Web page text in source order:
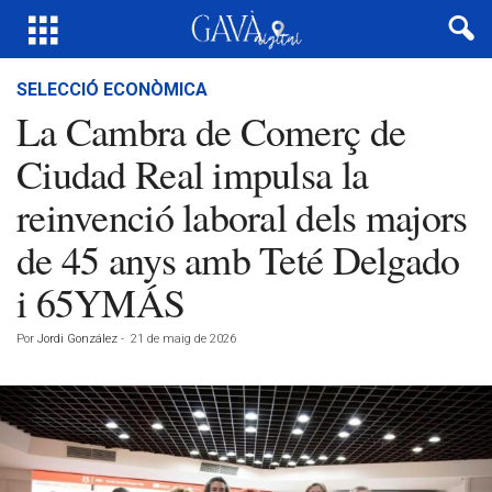
SELECCIÓ ECONÒMICA
La Cambra de Comerç de
Ciudad Real impulsa la
reinvenció laboral dels majors
de 45 anys amb Teté Delgado
i 65YMÁS
Por Jordi González - 21 de maig de 2026